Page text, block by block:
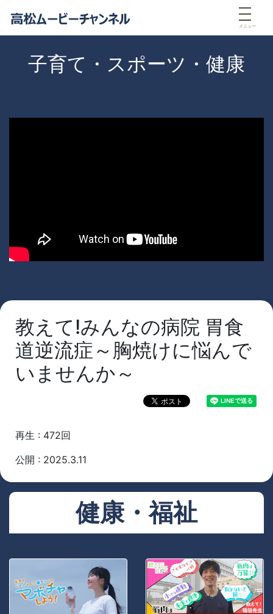
メニュー
子育て・スポーツ・健康
教えて!みんなの病院 胃食
道逆流症～胸焼けに悩んで
いませんか～
再生 : 472回
公開 : 2025.3.11
健康・福祉